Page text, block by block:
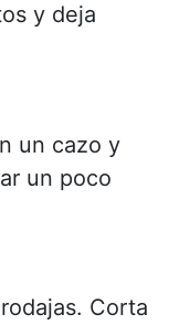
y deja
un cazo y
un poco
Corta